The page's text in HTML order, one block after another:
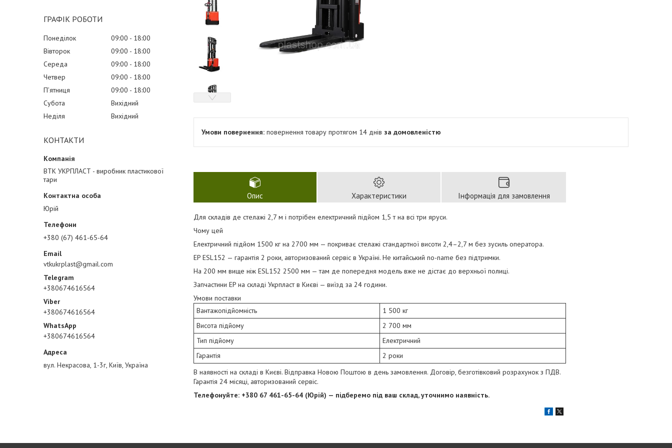
ГРАФІК РОБОТИ
Понеділок 09:00
18:00
Вівторок
09:00
18:00
Середа
09:00
18:00
Четвер
09:00
18:00
Пʼятниця
09:00
18:00
Субота
Вихідний
Неділя
Вихідний
КОНТАКТИ
ВТК УКРПЛАСТ - виробник пластикової
тари
Юрій
+380 (67) 461-65-64
vtkukrplast@gmail.com
+380674616564
+380674616564
+380674616564
вул. Некрасова, 1-3г, Київ, Україна
повернення товару протягом 14 днів за домовленістю
Опис Характеристики Інформація для замовлення
Для складів де стелажі 2,7 м і потрібен електричний підйом 1,5 т на всі три яруси.
Чому цей
Електричний підйом 1500 кг на 2700 мм — покриває стелажі стандартної висоти 2,4–2,7 м без зусиль оператора.
EP ESL152 — гарантія 2 роки, авторизований сервіс в Україні. Не китайський no-name без підтримки.
На 200 мм вище ніж ESL152 2500 мм — там де попередня модель вже не дістає до верхньої полиці.
Запчастини EP на складі Укрпласт в Києві — виїзд за 24 години.
Умови поставки
Вантажопідйомність
1 500 кг
Висота підйому
2 700 мм
Тип підйому
Електричний
Гарантія
2 роки
В наявності на складі в Києві. Відправка Новою Поштою в день замовлення. Договір, безготівковий розрахунок з ПДВ.
Гарантія 24 місяці, авторизований сервіс.
Телефонуйте: +380 67 461-65-64 (Юрій) — підберемо під ваш склад, уточнимо наявність.